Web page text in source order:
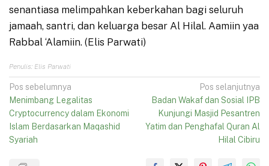
senantiasa melimpahkan keberkahan bagi seluruh
jamaah, santri, dan keluarga besar Al Hilal. Aamiin yaa
Rabbal ‘Alamiin. (Elis Parwati)
Penulis: Elis Parwati
Navigasi
pos
Pos sebelumnya
Menimbang Legalitas
Cryptocurrency dalam Ekonomi
Islam Berdasarkan Maqashid
Syariah
Pos selanjutnya
Badan Wakaf dan Sosial IPB
Kunjungi Masjid Pesantren
Yatim dan Penghafal Quran Al
Hilal Cibiru